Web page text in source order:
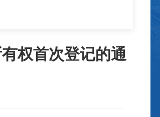
权首次登记的通